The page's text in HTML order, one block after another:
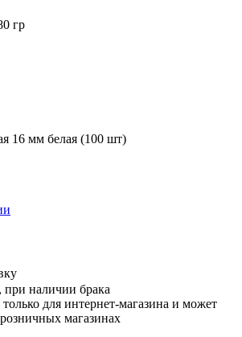
гр
16 мм белая (100 шт)
при наличии брака
для интернет-магазина и может
магазинах